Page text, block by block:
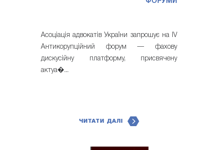
Асоціація адвокатів України запрошує на IV
Антикорупційний форум — фахову
дискусійну платформу, присвячену
актуа�...
ЧИТАТИ ДАЛІ